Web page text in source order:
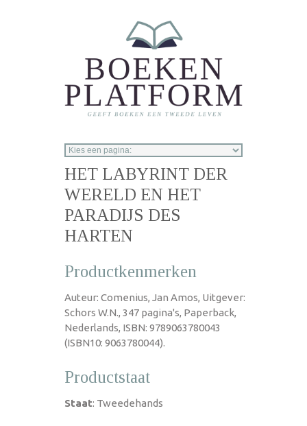
HET LABYRINT DER
WERELD EN HET
PARADIJS DES
HARTEN
Productkenmerken
Auteur: Comenius, Jan Amos, Uitgever:
Schors W.N., 347 pagina's, Paperback,
Nederlands, ISBN: 9789063780043
(ISBN10: 9063780044).
Productstaat
Staat: Tweedehands